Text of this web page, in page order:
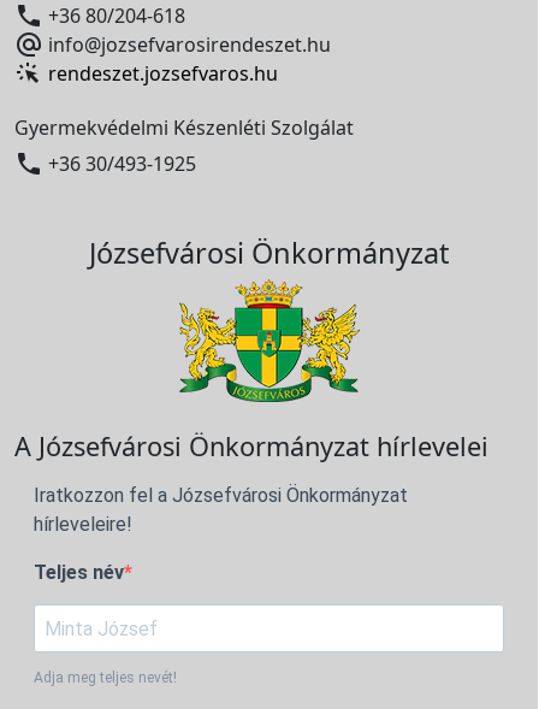
 +36 80/204-618
 info@jozsefvarosirendeszet.hu
rendeszet.jozsefvaros.hu
Gyermekvédelmi Készenléti Szolgálat
 +36 30/493-1925
Józsefvárosi Önkormányzat
A Józsefvárosi Önkormányzat hírlevelei
Iratkozzon fel a Józsefvárosi Önkormányzat
hírleveleire!
Teljes név
Adja meg teljes nevét!